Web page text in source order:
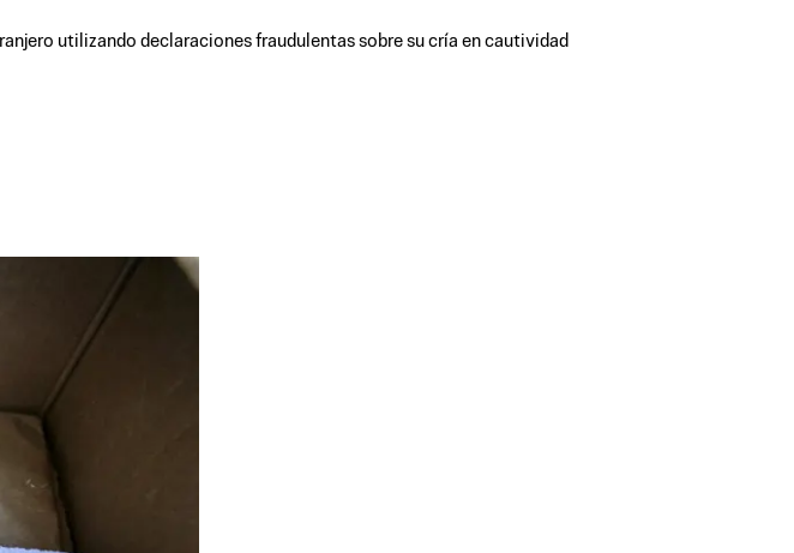
utilizando declaraciones fraudulentas sobre su cría en cautividad